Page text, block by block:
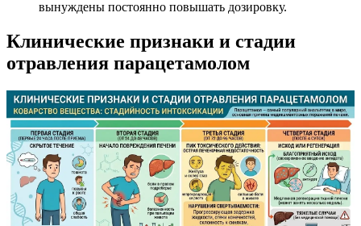
вынуждены постоянно повышать дозировку.
Клинические признаки и стадии
отравления парацетамолом